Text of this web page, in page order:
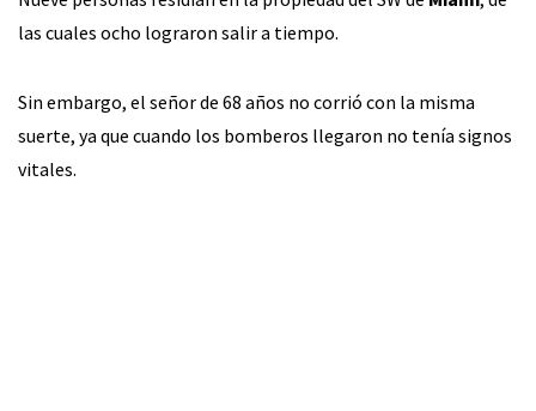
las cuales ocho lograron salir a tiempo.
Sin embargo, el señor de 68 años no corrió con la misma
suerte, ya que cuando los bomberos llegaron no tenía signos
vitales.